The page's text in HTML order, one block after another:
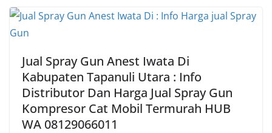
Jual Spray Gun Anest Iwata Di
Kabupaten Tapanuli Utara : Info
Distributor Dan Harga Jual Spray Gun
Kompresor Cat Mobil Termurah HUB
WA 08129066011